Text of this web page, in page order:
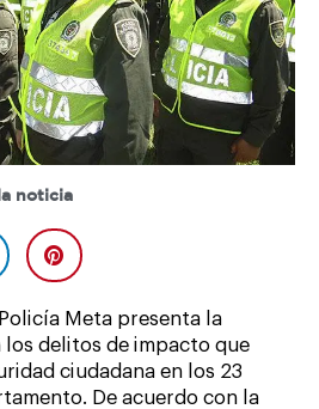
noticia
Meta presenta la
los delitos de impacto que
ciudadana en los 23
De acuerdo con la